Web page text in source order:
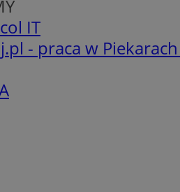
IT
- praca w